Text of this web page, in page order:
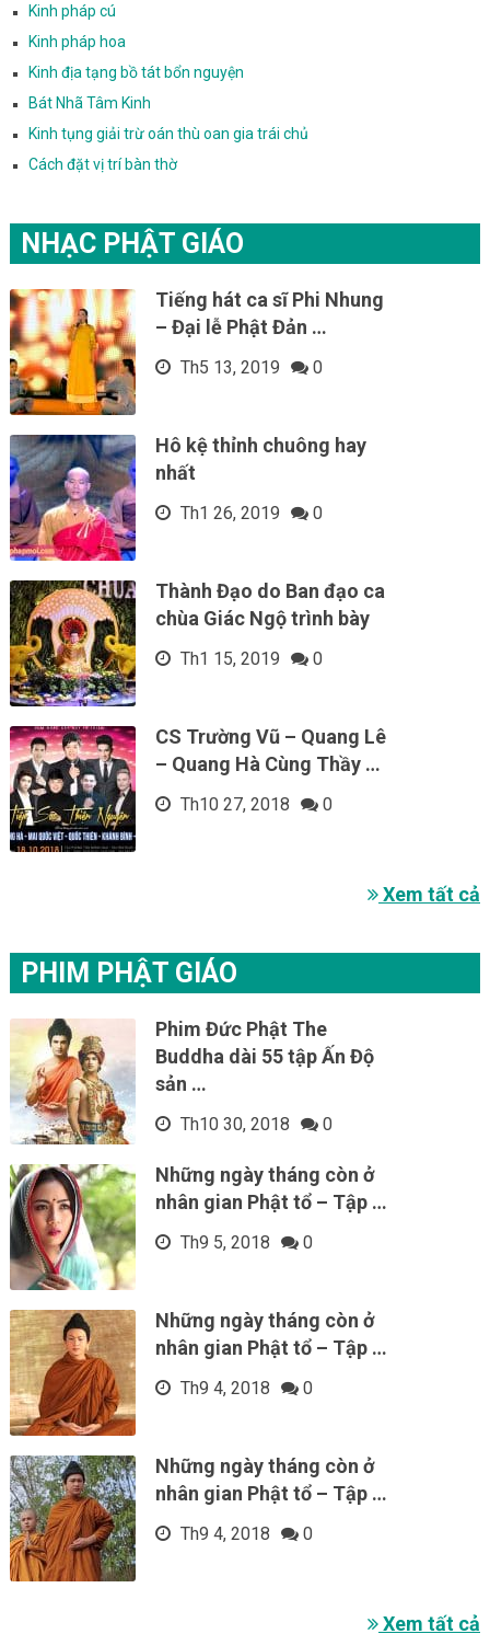
Kinh pháp cú
Kinh pháp hoa
Kinh địa tạng bồ tát bổn nguyện
Bát Nhã Tâm Kinh
Kinh tụng giải trừ oán thù oan gia trái chủ
Cách đặt vị trí bàn thờ
NHẠC PHẬT GIÁO
Tiếng hát ca sĩ Phi Nhung
– Đại lễ Phật Đản …
Th5 13, 2019 0
Hô kệ thỉnh chuông hay
nhất
Th1 26, 2019 0
Thành Đạo do Ban đạo ca
chùa Giác Ngộ trình bày
Th1 15, 2019 0
CS Trường Vũ – Quang Lê
– Quang Hà Cùng Thầy …
Th10 27, 2018 0
Xem tất cả
PHIM PHẬT GIÁO
Phim Đức Phật The
Buddha dài 55 tập Ấn Độ
sản …
Th10 30, 2018 0
Những ngày tháng còn ở
nhân gian Phật tổ – Tập …
Th9 5, 2018 0
Những ngày tháng còn ở
nhân gian Phật tổ – Tập …
Th9 4, 2018 0
Những ngày tháng còn ở
nhân gian Phật tổ – Tập …
Th9 4, 2018 0
Xem tất cả